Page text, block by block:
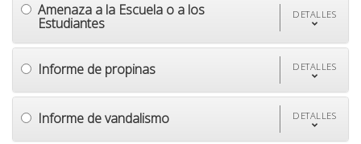
Amenaza a la Escuela o a los
Estudiantes
DETALLES
Informe de propinas DETALLES
Informe de vandalismo DETALLES